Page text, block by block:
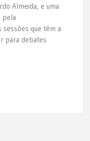
Almeida, e uma
pela
que têm a
para debates